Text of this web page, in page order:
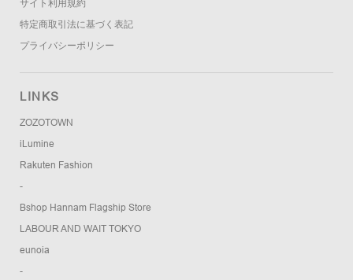
サイト利用規約
特定商取引法に基づく表記
プライバシーポリシー
LINKS
ZOZOTOWN
iLumine
Rakuten Fashion
-
Bshop Hannam Flagship Store
LABOUR AND WAIT TOKYO
eunoia
-